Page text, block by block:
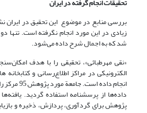
تحقیقات انجام گرفته در ایران
بررسی منابع در موضوع این تحقیق در ایران
زیادی در این مورد انجام نگرفته است. تنها
شد که به اجمال شرح داده می‌شود.
«نقی مهرطبائی»، تحقیقی را با هدف
الکترونیکی در مراکز اطلاع‌رسانی و
انجام داده
داده‌ها از پرسشنامه استفاده گردید.
پژوهش برای گردآوری، پردازش، ذخیره و